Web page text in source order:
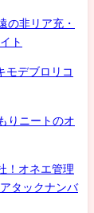
の非リア充・
ト
モデブロリコ
りニートのオ
！オネエ管理
タックナンバ